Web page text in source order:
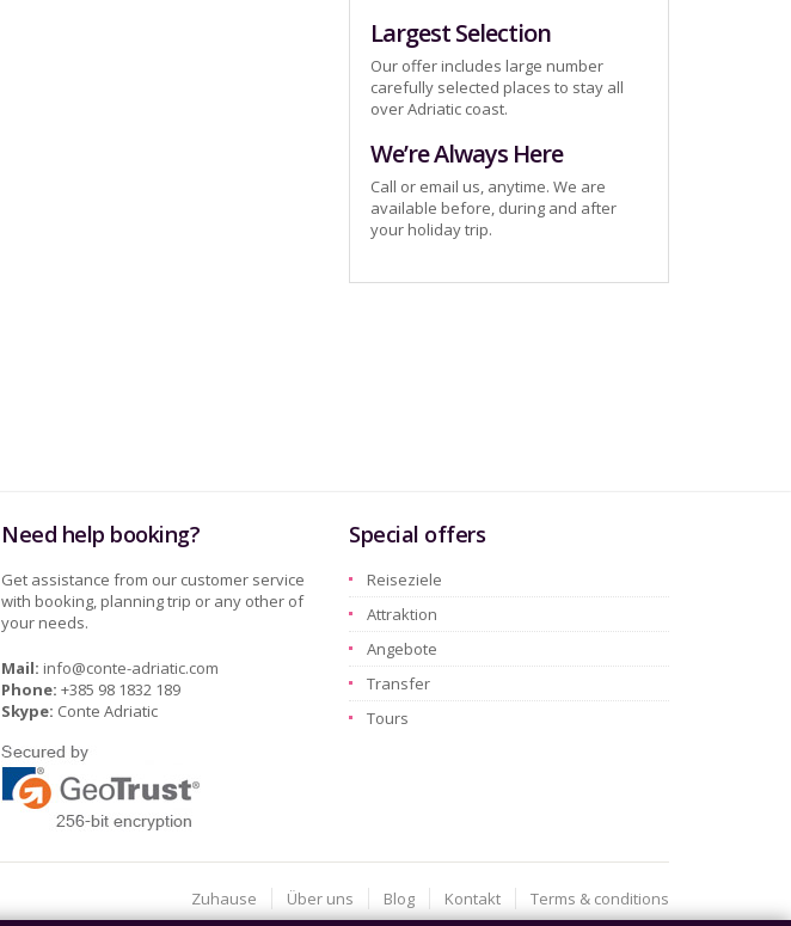
Largest Selection
Our offer includes large number
carefully selected places to stay all
over Adriatic coast.
We’re Always Here
Call or email us, anytime. We are
available before, during and after
your holiday trip.
Need help booking?
Get assistance from our customer service
with booking, planning trip or any other of
your needs.
Mail: info@conte-adriatic.com
Phone: +385 98 1832 189
Skype: Conte Adriatic
Special offers
Reiseziele
Attraktion
Angebote
Transfer
Tours
Zuhause Über uns Blog Kontakt Terms & conditions